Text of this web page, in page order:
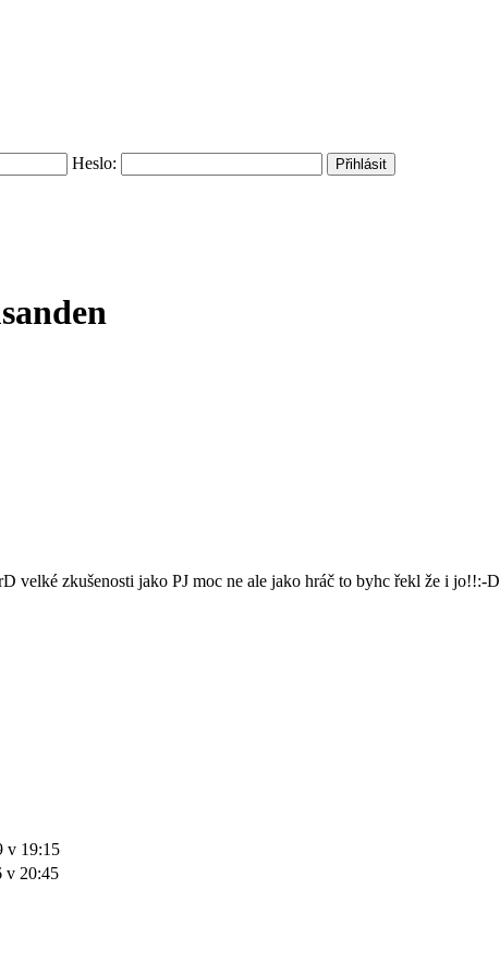
Heslo:
velké zkušenosti jako PJ moc ne ale jako hráč to byhc řekl že i jo!!:-D
v 19:15
v 20:45